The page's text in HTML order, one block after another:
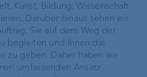
Kunst, Bildung, Wissenschaft
Darüber hinaus sehen wir
Sie auf dem Weg der
begleiten und Ihnen die
zu geben. Daher haben wir
umfassenden Ansatz